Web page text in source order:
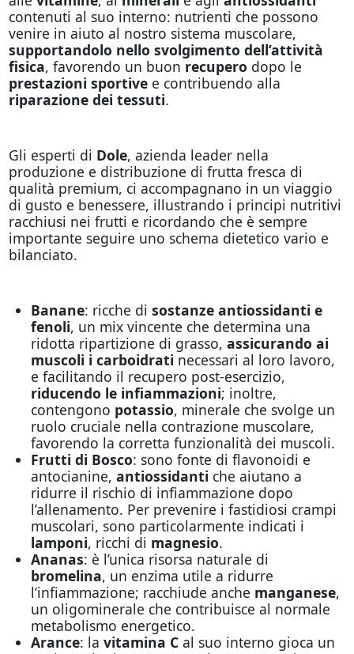
contenuti al suo interno: nutrienti che possono
venire in aiuto al nostro sistema muscolare,
supportandolo nello svolgimento dell’attività
fisica, favorendo un buon recupero dopo le
prestazioni sportivee contribuendo alla
riparazione dei tessuti.
Gli esperti di Dole, azienda leader nella
produzione e distribuzione di frutta fresca di
qualità premium, ci accompagnano in un viaggio
di gusto e benessere, illustrando i principi nutritivi
racchiusi nei frutti e ricordando che è sempre
importante seguire uno schema dietetico vario e
bilanciato.
Banane: ricche di sostanze antiossidanti e
fenoli, un mix vincente che determina una
ridotta ripartizione di grasso, assicurando ai
muscoli i carboidrati necessari al loro lavoro,
e facilitando il recupero post-esercizio,
riducendo le infiammazioni; inoltre,
contengono potassio, minerale che svolge un
ruolo cruciale nella contrazione muscolare,
favorendo la corretta funzionalità dei muscoli.
Frutti di Bosco: sono fonte di flavonoidi e
antocianine, antiossidanti che aiutano a
ridurre il rischio di infiammazione dopo
l’allenamento. Per prevenire i fastidiosi crampi
muscolari, sono particolarmente indicati i
lamponi, ricchi di magnesio.
Ananas: è l’unica risorsa naturale di
bromelina, un enzima utile a ridurre
l’infiammazione; racchiude anche manganese,
un oligominerale che contribuisce al normale
metabolismo energetico.
Arance: la vitamina Cal suo interno gioca un